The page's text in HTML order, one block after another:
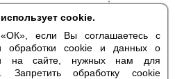
cookie.
если Вы соглашаетесь с
обработки cookie и данных о
на сайте, нужных нам для
Запретить обработку cookie